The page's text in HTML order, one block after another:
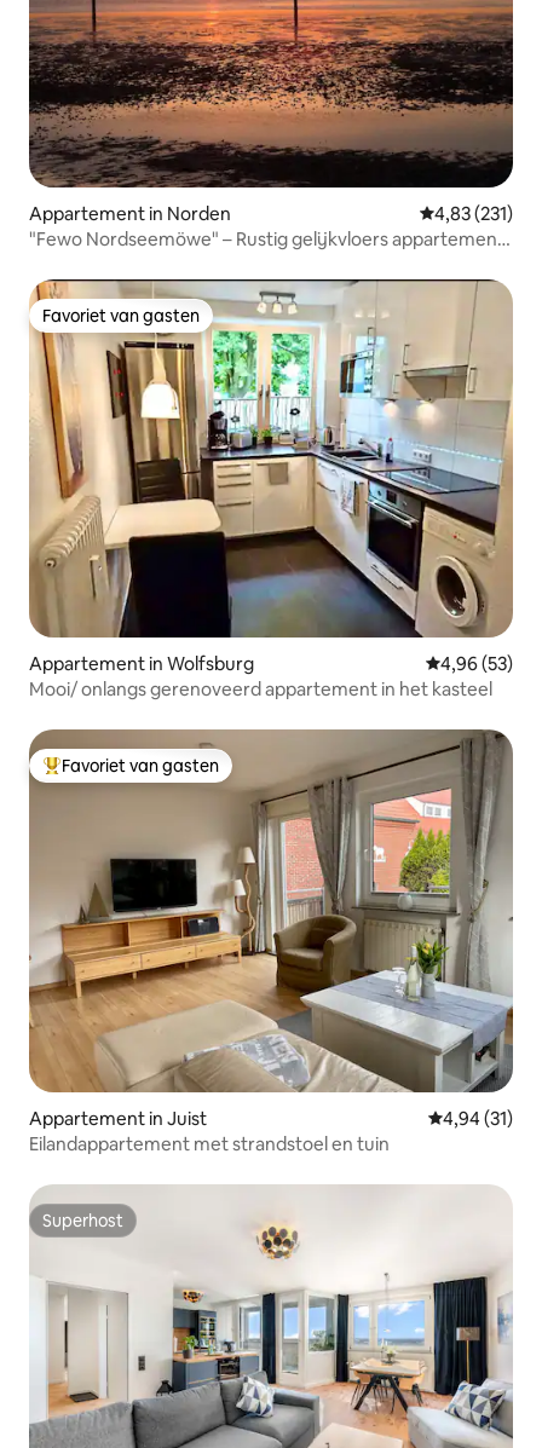
Appartement in Norden Gemiddelde
4,83 (231)
"Fewo Nordseemöwe" – Rustig gelijkvloers appartement
Favoriet van gasten
Favoriet van gasten
Appartement in Wolfsburg Gemiddelde
4,96 (53)
Mooi/ onlangs gerenoveerd appartement in het kasteel
Topfavoriet van gasten
Favoriet van gasten
Appartement in Juist Gemiddelde
4,94 (31)
Eilandappartement met strandstoel en tuin
Superhost
Superhost